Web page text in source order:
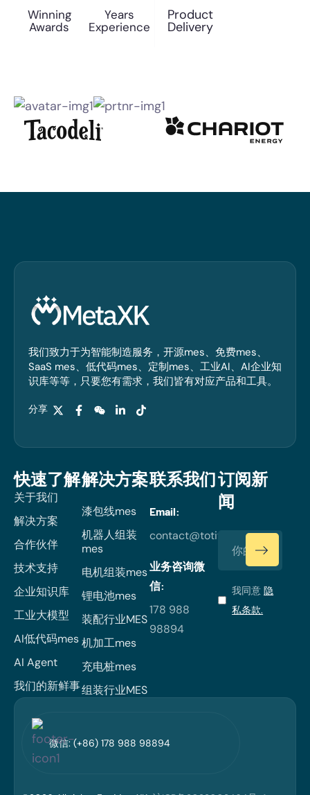
Winning
Awards
Years
Experience
Product
Delivery
我们致力于为智能制造服务，开源mes、免费mes、
SaaS mes、低代码mes、定制mes、工业AI、AI企业知
识库等等，只要您有需求，我们皆有对应产品和工具。
分享
快速了解
关于我们
解决方案
合作伙伴
技术支持
企业知识库
工业大模型
AI低代码mes
AI Agent
我们的新鲜事
解决方案
漆包线mes
机器人组装
mes
电机组装mes
锂电池mes
装配行业MES
机加工mes
充电桩mes
组装行业MES
联系我们
Email:
contact@totiverse.com
业务咨询微
信:
178 988
98894
订阅新
闻
我同意隐
私条款.
微信: (+86) 178 988 98894